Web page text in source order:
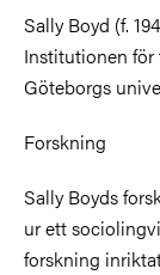
Sally Boyd (f.
Institutionen
Göteborgs
Forskning
Sally Boyds
ur ett
forskning